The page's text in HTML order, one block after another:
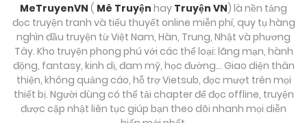
Tháng mười một 11, 2025
Chương 3
Tháng mười một 11, 2025
Chương 2
MeTruyenVN ( Mê Truyện hay Truyện VN) là nền tảng
đọc truyện tranh và tiểu thuyết online miễn phí, quy tụ hàng
nghìn đầu truyện từ Việt Nam, Hàn, Trung, Nhật và phương
Tây. Kho truyện phong phú với các thể loại: lãng mạn, hành
động, fantasy, kinh dị, đam mỹ, học đường… Giao diện thân
thiện, không quảng cáo, hỗ trợ Vietsub, đọc mượt trên mọi
thiết bị. Người dùng có thể tải chapter để đọc offline, truyện
được cập nhật liên tục giúp bạn theo dõi nhanh mọi diễn